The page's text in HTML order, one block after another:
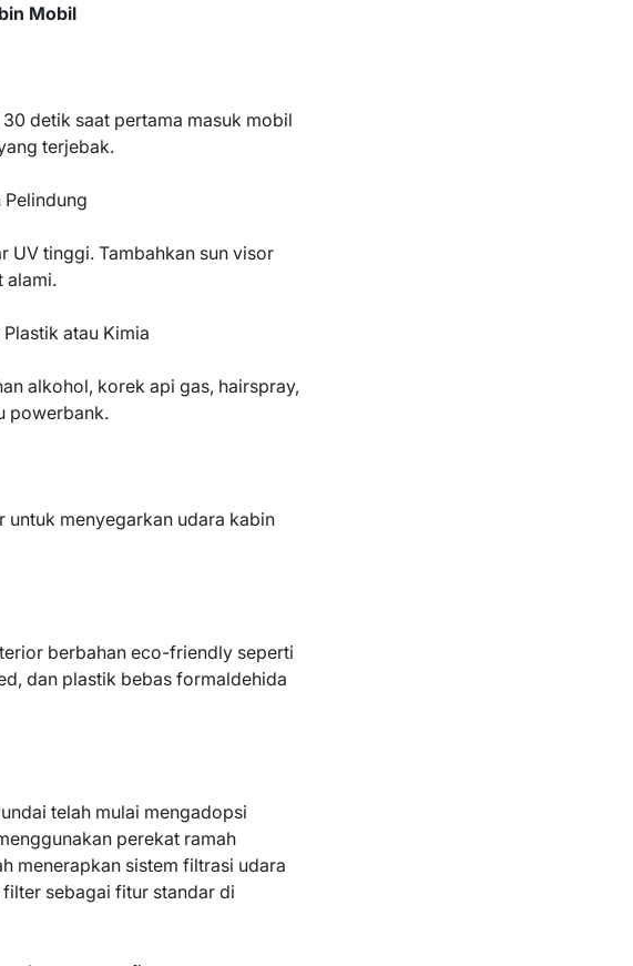
Mobil
detik saat pertama masuk mobil
terjebak.
Pelindung
UV tinggi. Tambahkan sun visor
alami.
atau Kimia
alkohol, korek api gas, hairspray,
powerbank.
untuk menyegarkan udara kabin
berbahan eco-friendly seperti
dan plastik bebas formaldehida
telah mulai mengadopsi
perekat ramah
menerapkan sistem filtrasi udara
sebagai fitur standar di